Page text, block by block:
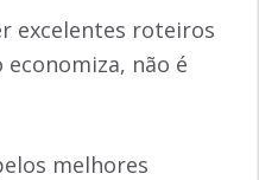
excelentes roteiros
não é
melhores